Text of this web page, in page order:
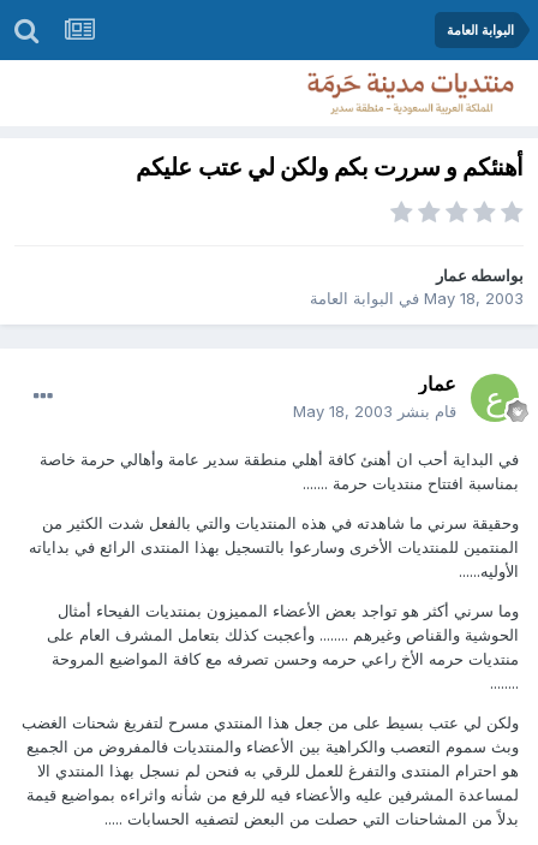
البوابة العامة
أهنئكم و سررت بكم ولكن لي عتب عليكم
بواسطه عمار
May 18, 2003في البوابة العامة
عمار
قام بنشر May 18, 2003
في البداية أحب ان أهنئ كافة أهلي منطقة سدير عامة وأهالي حرمة خاصة
بمناسبة افتتاح منتديات حرمة .......
وحقيقة سرني ما شاهدته في هذه المنتديات والتي بالفعل شدت الكثير من
المنتمين للمنتديات الأخرى وسارعوا بالتسجيل بهذا المنتدى الرائع في بداياته
الأوليه......
وما سرني أكثر هو تواجد بعض الأعضاء المميزون بمنتديات الفيحاء أمثال
الحوشية والقناص وغيرهم ........ وأعجبت كذلك بتعامل المشرف العام على
منتديات حرمه الأخ راعي حرمه وحسن تصرفه مع كافة المواضيع المروحة
........
ولكن لي عتب بسيط على من جعل هذا المنتدي مسرح لتفريغ شحنات الغضب
وبث سموم التعصب والكراهية بين الأعضاء والمنتديات فالمفروض من الجميع
هو احترام المنتدى والتفرغ للعمل للرقي به فنحن لم نسجل بهذا المنتدي الا
لمساعدة المشرفين عليه والأعضاء فيه للرفع من شأنه واثراءه بمواضيع قيمة
بدلاً من المشاحنات التي حصلت من البعض لتصفيه الحسابات .....